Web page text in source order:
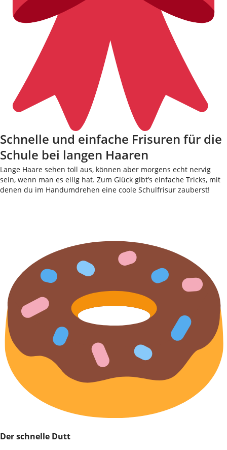
Schnelle und einfache Frisuren für die
Schule bei langen Haaren
Lange Haare sehen toll aus, können aber morgens echt nervig
sein, wenn man es eilig hat. Zum Glück gibt’s einfache Tricks, mit
denen du im Handumdrehen eine coole Schulfrisur zauberst!
Der schnelle Dutt